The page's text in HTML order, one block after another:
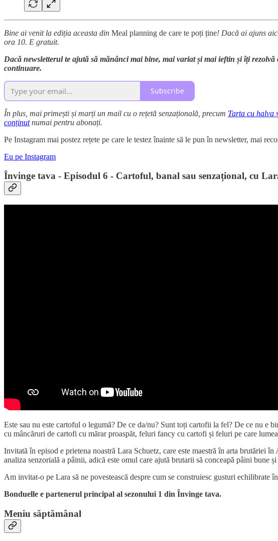
Bine ai venit la ediția aceasta din Meal planning de care te poți ține! Dacă ai ajuns
ora 10. E gratuit.
Dacă newsletterul te ajută să mănânci mai bine, mai variat și mai ieftin și îți
continuare.
Subscribe
În plus, mai primești și marți un mail cu o rețetă senzațională, precum Tarta cu halva
conținutnumai pentru abonați.
Pe Instagram mai postez rețete pe care le testez înainte să le pun în newsletter, mai
Eu pe Instagram
Învinge tava - Episodul 6 - Cartoful, banal sau senzațional, cu
Este sau nu este cartoful o legumă? De ce da/nu? Sunt toți cartofii la fel? De ce nu e
cu mâncăruri de cartofi cu mărar proaspăt, feluri fancy cu cartofi și feluri pe care
Invitată în episod e prietena noastră Lara Schuetz, care este maestră în arta brutăriei
analiza senzorială a pâinii, adică este omul care ajută brutarii să conceapă pâini bune
Am invitat-o pe Lara să ne povestească despre cum se construiesc gusturi
Bonduelle e partenerul principal al sezonului 1 din Învinge tava.
Meniu săptămânal